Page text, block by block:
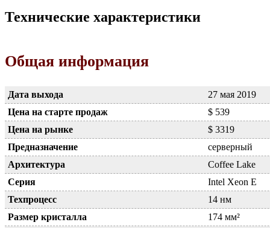
Технические характеристики
Общая информация
Дата выхода
27 мая 2019
Цена на старте продаж
$ 539
Цена на рынке
$ 3319
Предназначение
серверный
Архитектура
Coffee Lake
Серия
Intel Xeon E
Техпроцесс
14 нм
Размер кристалла
174 мм²